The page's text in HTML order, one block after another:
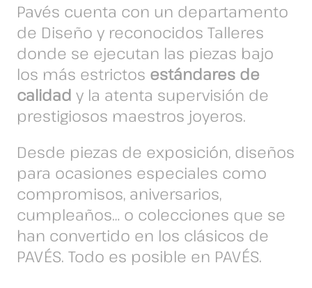
Pavés cuenta con un departamento
de Diseño y reconocidos Talleres
donde se ejecutan las piezas bajo
los más estrictos estándares de
calidad y la atenta supervisión de
prestigiosos maestros joyeros.
Desde piezas de exposición, diseños
para ocasiones especiales como
compromisos, aniversarios,
cumpleaños… o colecciones que se
han convertido en los clásicos de
PAVÉS. Todo es posible en PAVÉS.